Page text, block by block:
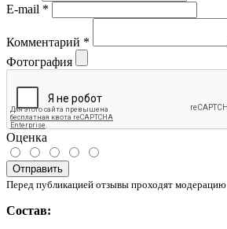
E-mail *
Комментарий *
Фотография
Оценка
Отправить
Перед публикацией отзывы проходят модерацию
Состав: